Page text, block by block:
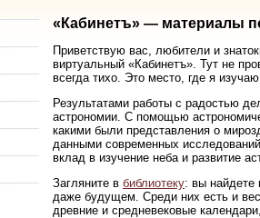
«Кабинетъ» — материалы
Приветствую вас, любители и
виртуальный «Кабинетъ». Тут не
всегда тихо. Это место, где я
Результатами работы с радостью
астрономии. С помощью
какими были представления о
данными современных
вклад в изучение неба и развитие
Загляните в библиотеку: вы найдете
даже будущем. Среди них есть и
древние и средневековые